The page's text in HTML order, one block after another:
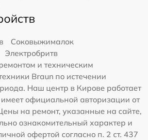
Соковыжималок
Электробритв
и техническим
Braun по истечении
Наш центр в Кирове работает
официальной авторизации от
на ремонт, указанные на сайте,
ознакомительный характер и
офертой согласно п. 2 ст. 437